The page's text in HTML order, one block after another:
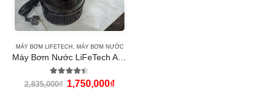
MÁY BƠM LIFETECH MÁY BƠM NƯỚC
4.33 out of 5
2,835,000₫ 1,750,000₫